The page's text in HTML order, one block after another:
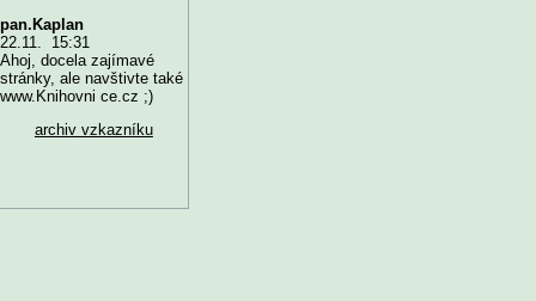
pan.Kaplan
22.11. 15:31
Ahoj, docela zajímavé
stránky, ale navštivte také
www.Knihovni ce.cz ;)
archiv vzkazníku